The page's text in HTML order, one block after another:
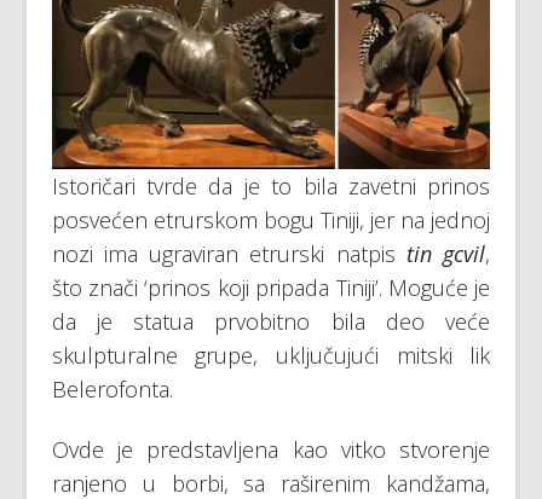
Istoričari tvrde da je to bila zavetni prinos
posvećen etrurskom bogu Tiniji, jer na jednoj
nozi ima ugraviran etrurski natpis tin gcvil,
što znači ‘prinos koji pripada Tiniji’. Moguće je
da je statua prvobitno bila deo veće
skulpturalne grupe, uključujući mitski lik
Belerofonta.
Ovde je predstavljena kao vitko stvorenje
ranjeno u borbi, sa raširenim kandžama,